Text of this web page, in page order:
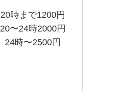
20時まで1200円
20〜24時2000円
24時〜2500円